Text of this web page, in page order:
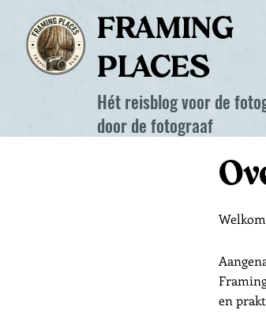
FRAMING
PLACES
Hét reisblog voor de
door de fotograaf
en